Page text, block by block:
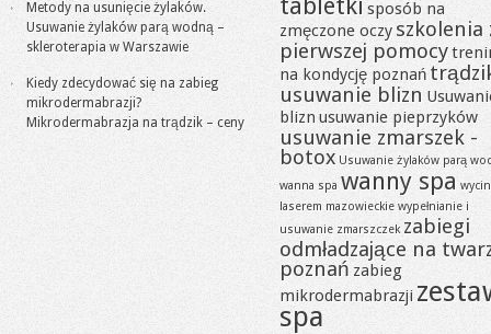
Metody na usunięcie żylaków.
Usuwanie żylaków parą wodną –
skleroterapia w Warszawie
Kiedy zdecydować się na zabieg
mikrodermabrazji?
Mikrodermabrazja na trądzik – ceny
sposób na
zmęczone oczy szkolenia
pierwszej pomocy
na kondycję poznań
usuwanie blizn
blizn usuwanie pieprzyków
usuwanie zmarszek -
botox Usuwanie żylaków parą
wanna spa wanny spa
laserem mazowieckie wypełnianie i
usuwanie zmarszczek zabiegi
odmładzające na
poznań zabieg
mikrodermabrazji
spa